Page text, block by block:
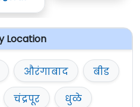
Location
औरंगाबाद
बीड
चंद्रपूर
धुळे